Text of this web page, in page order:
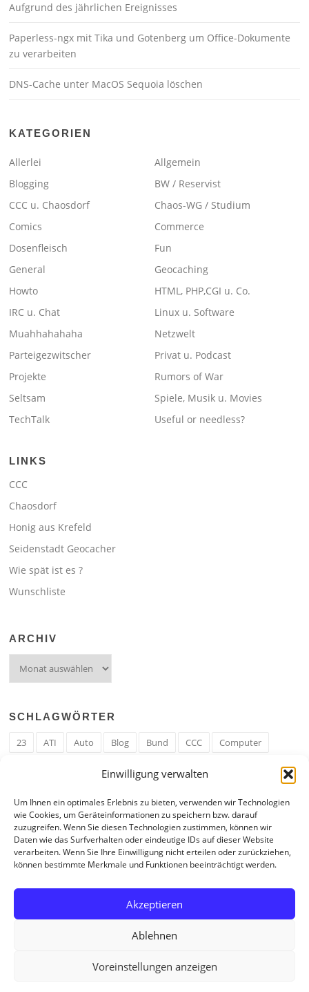
Einwilligung verwalten
Um Ihnen ein optimales Erlebnis zu bieten, verwenden wir Technologien
wie Cookies, um Geräteinformationen zu speichern bzw. darauf
zuzugreifen. Wenn Sie diesen Technologien zustimmen, können wir
Daten wie das Surfverhalten oder eindeutige IDs auf dieser Website
verarbeiten. Wenn Sie Ihre Einwilligung nicht erteilen oder zurückziehen,
können bestimmte Merkmale und Funktionen beeinträchtigt werden.
Akzeptieren
Ablehnen
Voreinstellungen anzeigen
Aufgrund des jährlichen Ereignisses
Paperless-ngx mit Tika und Gotenberg um Office-Dokumente
zu verarbeiten
DNS-Cache unter MacOS Sequoia löschen
KATEGORIEN
Allerlei
Allgemein
Blogging
BW / Reservist
CCC u. Chaosdorf
Chaos-WG / Studium
Comics
Commerce
Dosenfleisch
Fun
General
Geocaching
Howto
HTML, PHP,CGI u. Co.
IRC u. Chat
Linux u. Software
Muahhahahaha
Netzwelt
Parteigezwitscher
Privat u. Podcast
Projekte
Rumors of War
Seltsam
Spiele, Musik u. Movies
TechTalk
Useful or needless?
LINKS
CCC
Chaosdorf
Honig aus Krefeld
Seidenstadt Geocacher
Wie spät ist es ?
Wunschliste
ARCHIV
SCHLAGWÖRTER
23 ATI Auto Blog Bund CCC
Computer
Google
Hack Hand HE ICE IE Internet
Krefeld
Liebe Linux u. Software Mail Mann
PHP
RAM
Regeln RZ Spam Spiel Ticker
USA
Video
Weblog Welt WWW Youtube Zahl
Copyright © 2026 Tagebuch eines Internetjunkies. All Rights Reserved.